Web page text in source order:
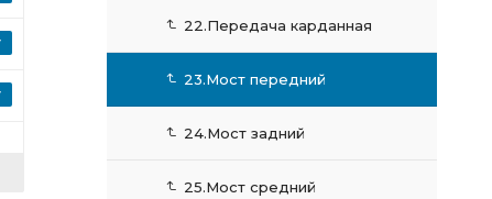
22.Передача карданная
23.Мост передний
24.Мост задний
25.Мост средний